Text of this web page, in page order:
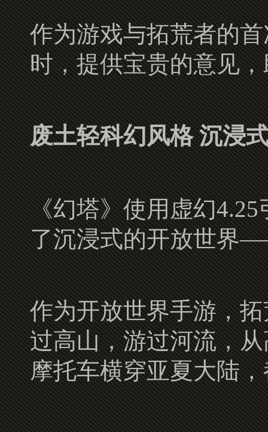
作为游戏与拓荒者的
时，提供宝贵的意见
废土轻科幻风格 沉浸
《幻塔》使用虚幻
了沉浸式的开放世界
作为开放世界手游，
过高山，游过河流，
摩托车横穿亚夏大陆